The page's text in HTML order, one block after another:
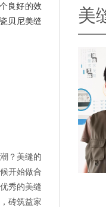
美
良好的效
贝尼美缝
？美缝的
开始做合
优秀的美缝
砖筑益家